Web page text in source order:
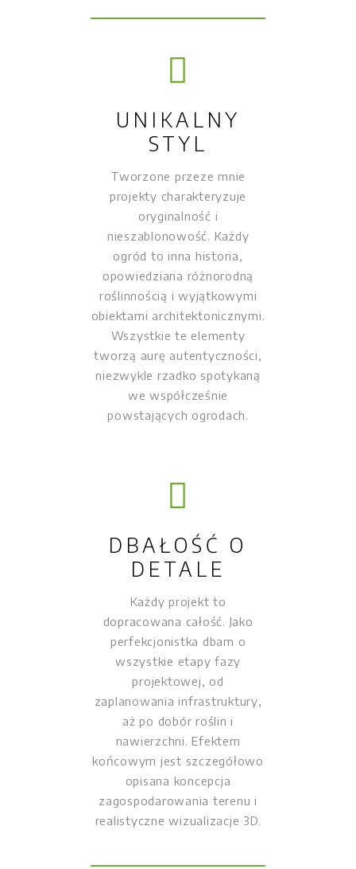
UNIKALNY
STYL
Tworzone przeze mnie
projekty charakteryzuje
oryginalność i
nieszablonowość. Każdy
ogród to inna historia,
opowiedziana różnorodną
roślinnością i wyjątkowymi
obiektami architektonicznymi.
Wszystkie te elementy
tworzą aurę autentyczności,
niezwykle rzadko spotykaną
we współcześnie
powstających ogrodach.
DBAŁOŚĆ O
DETALE
Każdy projekt to
dopracowana całość. Jako
perfekcjonistka dbam o
wszystkie etapy fazy
projektowej, od
zaplanowania infrastruktury,
aż po dobór roślin i
nawierzchni. Efektem
końcowym jest szczegółowo
opisana koncepcja
zagospodarowania terenu i
realistyczne wizualizacje 3D.